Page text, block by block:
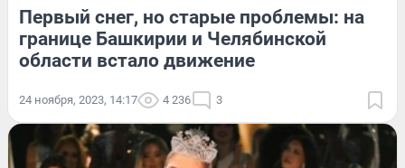
Первый снег, но старые проблемы: на
границе Башкирии и Челябинской
области встало движение
24 ноября, 2023, 14:17 4 236 3